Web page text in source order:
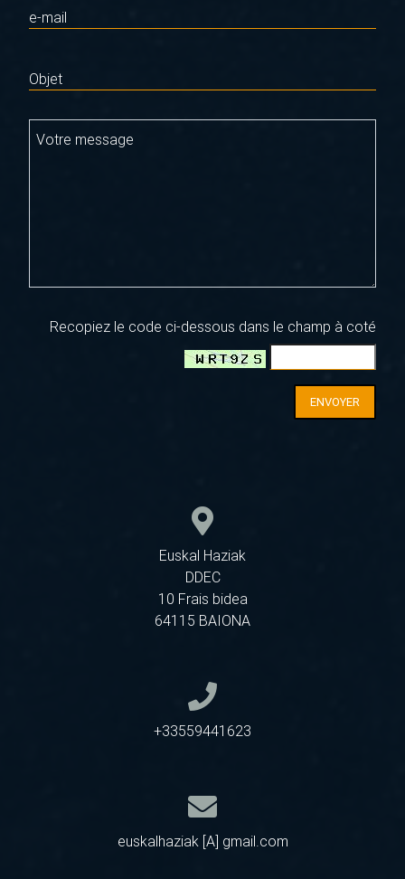
e-mail
Objet
Votre message
Recopiez le code ci-dessous dans le champ à coté
ENVOYER
Euskal Haziak
DDEC
10 Frais bidea
64115 BAIONA
+33559441623
euskalhaziak [A] gmail.com